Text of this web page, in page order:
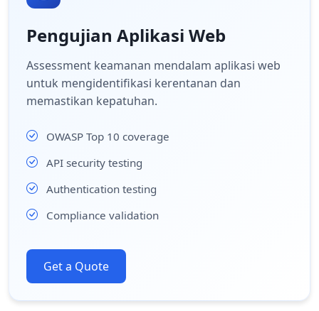
Pengujian Aplikasi Web
Assessment keamanan mendalam aplikasi web
untuk mengidentifikasi kerentanan dan
memastikan kepatuhan.
OWASP Top 10 coverage
API security testing
Authentication testing
Compliance validation
Get a Quote